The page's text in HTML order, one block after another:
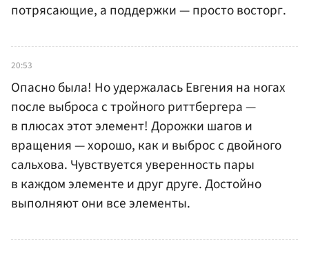
потрясающие, а поддержки — просто восторг.
20:53
Опасно была! Но удержалась Евгения на ногах
после выброса с тройного риттбергера —
в плюсах этот элемент! Дорожки шагов и
вращения — хорошо, как и выброс с двойного
сальхова. Чувствуется уверенность пары
в каждом элементе и друг друге. Достойно
выполняют они все элементы.